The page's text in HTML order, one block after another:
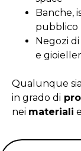
Banche,
pubblico
Negozi
e
Qualunque
in grado di
nei materiali